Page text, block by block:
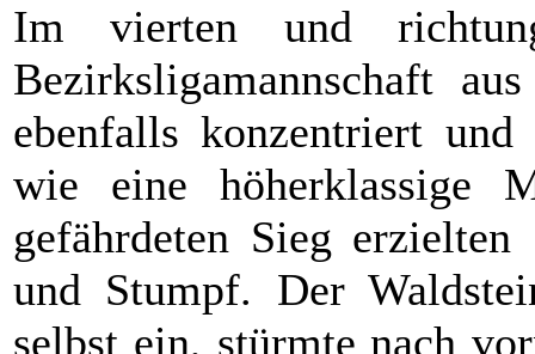
Im vierten und
Bezirksligamannschaft
ebenfalls konzentriert
wie eine höherklassige
gefährdeten Sieg
und Stumpf. Der
selbst ein, stürmte nach